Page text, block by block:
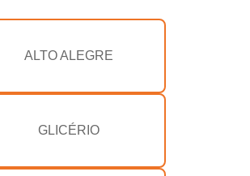
ALTO ALEGRE
GLICÉRIO